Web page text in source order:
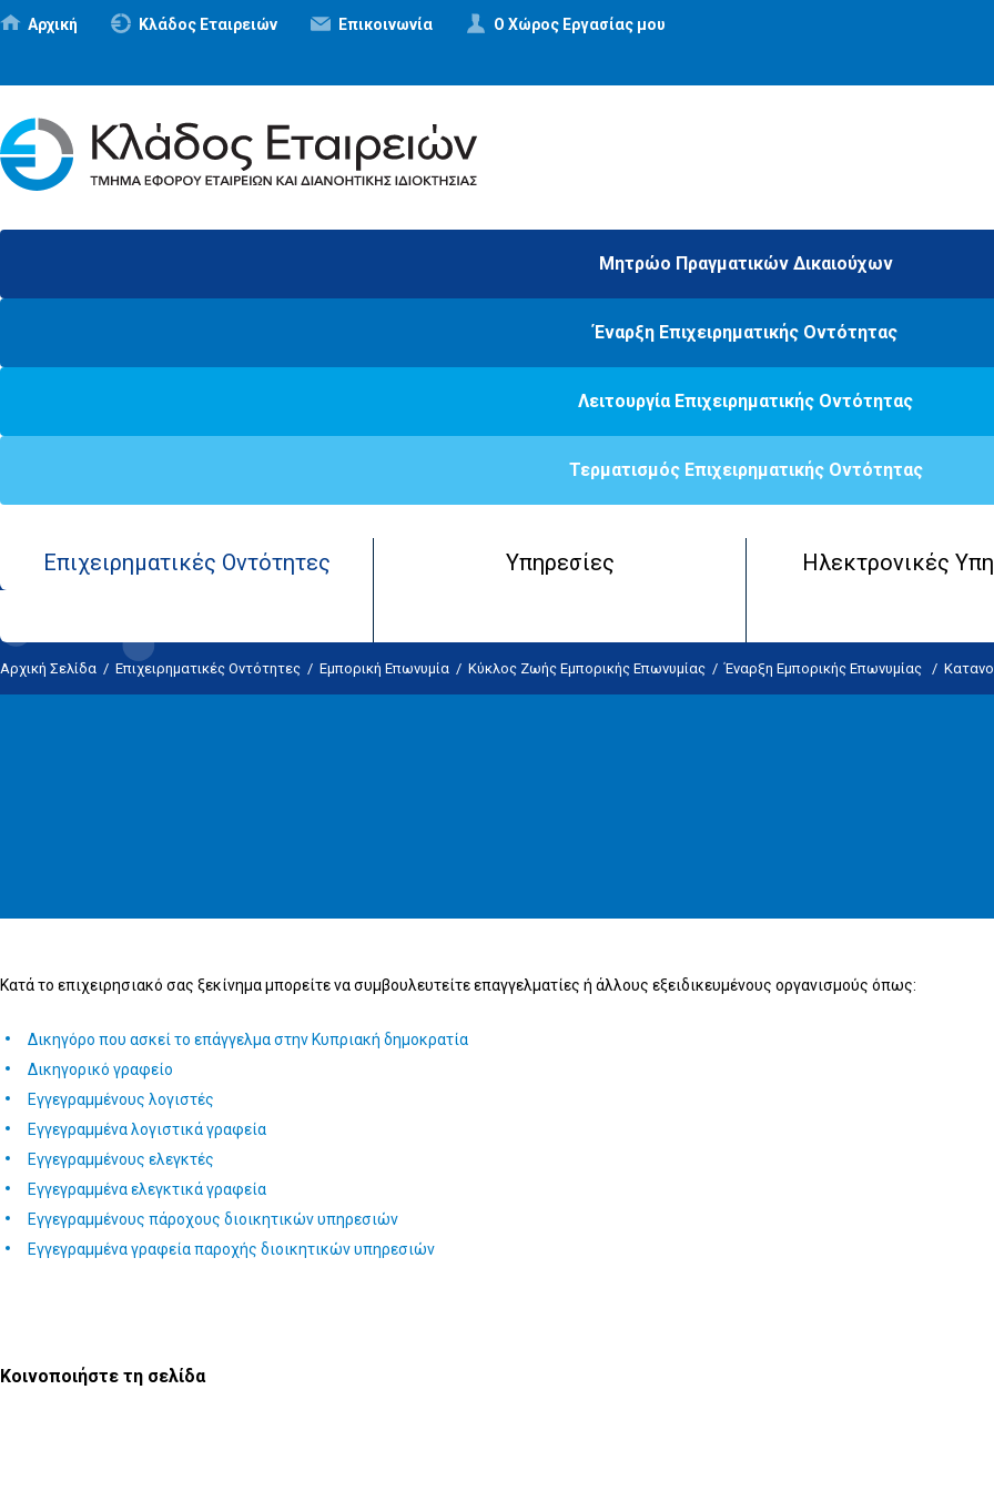
Αρχική Κλάδος Εταιρειών Επικοινωνία Ο Χώρος Εργασίας μου
Μητρώο Πραγματικών Δικαιούχων
Έναρξη Επιχειρηματικής Οντότητας
Λειτουργία Επιχειρηματικής Οντότητας
Τερματισμός Επιχειρηματικής Οντότητας
Μητρώο Πραγματικών Δικαιούχων
Λειτουργία Επιχειρηματικής Οντότητας
Επιχειρηματικές Οντότητες Υπηρεσίες Ηλεκτρονικές
Αρχική Σελίδα / Επιχειρηματικές Οντότητες / Εμπορική Επωνυμία / Κύκλος Ζωής Εμπορικής Επωνυμίας /Έναρξη Εμπορικής Επωνυμίας /
Κατά το επιχειρησιακό σας ξεκίνημα μπορείτε να συμβουλευτείτε επαγγελματίες ή άλλους εξειδικευμένους οργανισμούς όπως:
Δικηγόρο που ασκεί το επάγγελμα στην Κυπριακή δημοκρατία
Δικηγορικό γραφείο
Εγγεγραμμένους λογιστές
Εγγεγραμμένα λογιστικά γραφεία
Εγγεγραμμένους ελεγκτές
Εγγεγραμμένα ελεγκτικά γραφεία
Εγγεγραμμένους πάροχους διοικητικών υπηρεσιών
Εγγεγραμμένα γραφεία παροχής διοικητικών υπηρεσιών
Κοινοποιήστε τη σελίδα